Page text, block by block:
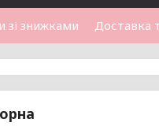
зі знижками Доставка